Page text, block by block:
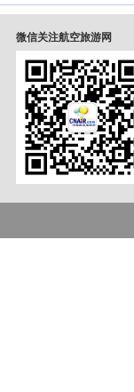
微信关注航空旅游网